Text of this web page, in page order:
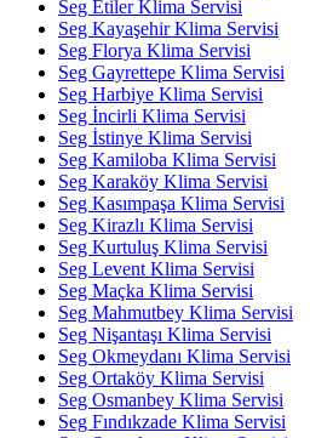
Seg Etiler Klima Servisi
Seg Kayaşehir Klima Servisi
Seg Florya Klima Servisi
Seg Gayrettepe Klima Servisi
Seg Harbiye Klima Servisi
Seg İncirli Klima Servisi
Seg İstinye Klima Servisi
Seg Kamiloba Klima Servisi
Seg Karaköy Klima Servisi
Seg Kasımpaşa Klima Servisi
Seg Kirazlı Klima Servisi
Seg Kurtuluş Klima Servisi
Seg Levent Klima Servisi
Seg Maçka Klima Servisi
Seg Mahmutbey Klima Servisi
Seg Nişantaşı Klima Servisi
Seg Okmeydanı Klima Servisi
Seg Ortaköy Klima Servisi
Seg Osmanbey Klima Servisi
Seg Fındıkzade Klima Servisi